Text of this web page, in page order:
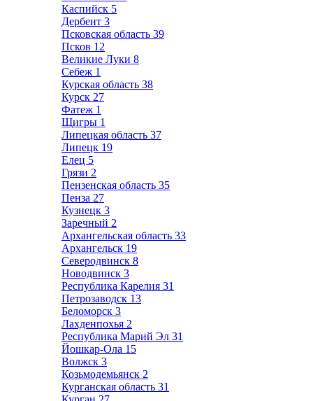
Каспийск 5
Дербент 3
Псковская область 39
Псков 12
Великие Луки 8
Себеж 1
Курская область 38
Курск 27
Фатеж 1
Щигры 1
Липецкая область 37
Липецк 19
Елец 5
Грязи 2
Пензенская область 35
Пенза 27
Кузнецк 3
Заречный 2
Архангельская область 33
Архангельск 19
Северодвинск 8
Новодвинск 3
Республика Карелия 31
Петрозаводск 13
Беломорск 3
Лахденпохья 2
Республика Марий Эл 31
Йошкар-Ола 15
Волжск 3
Козьмодемьянск 2
Курганская область 31